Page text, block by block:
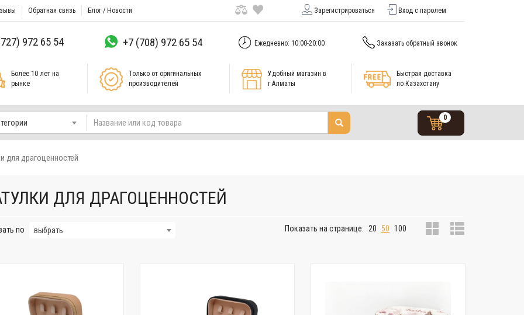
Обратная связь Блог / Новости Зарегистрироваться Вход с паролем
972 65 54 +7 (708) 972 65 54 Ежедневно: 10:00-20:00 Заказать обратный звонок
Более 10 лет на
рынке
Только от оригинальных
производителей
Удобный магазин в
г.Алматы
Быстрая доставка
по Казахстану
0
для драгоценностей
ДЛЯ ДРАГОЦЕННОСТЕЙ
по выбрать Показать на странице: 20 50 100